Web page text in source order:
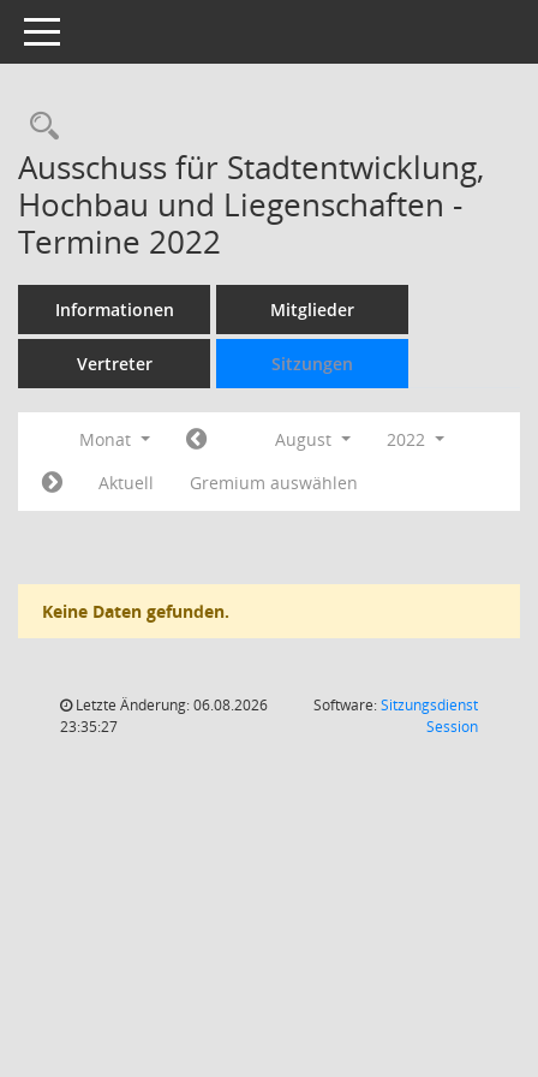
Toggle navigation
Rechercheauswahl
Ausschuss für Stadtentwicklung,
Hochbau und Liegenschaften -
Termine 2022
Informationen Mitglieder
Vertreter Sitzungen
Monat August
2022
Aktuell
Gremium auswählen
Keine Daten gefunden.
Letzte Änderung: 06.08.2026
23:35:27
Software:Sitzungsdienst
Session(Wird in